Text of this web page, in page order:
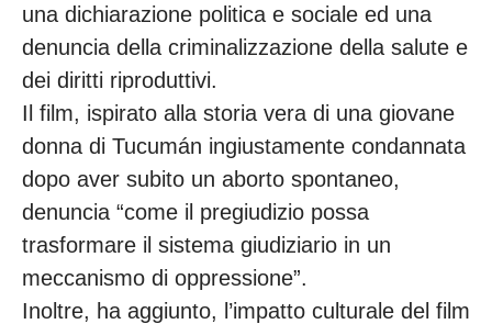
una dichiarazione politica e sociale ed una
denuncia della criminalizzazione della salute e
dei diritti riproduttivi.
Il film, ispirato alla storia vera di una giovane
donna di Tucumán ingiustamente condannata
dopo aver subito un aborto spontaneo,
denuncia “come il pregiudizio possa
trasformare il sistema giudiziario in un
meccanismo di oppressione”.
Inoltre, ha aggiunto, l’impatto culturale del film